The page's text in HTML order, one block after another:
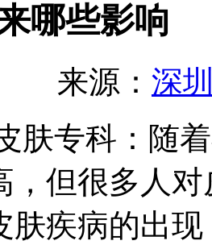
哪些影响
来源： 深
专科：随着
，但很多人
肤疾病的出